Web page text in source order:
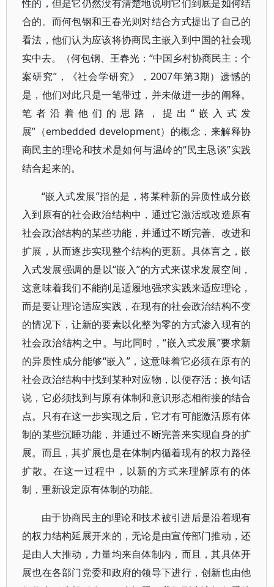
性的，但是它仍然没有清楚地说明它们到底是如何结
合的。而何包钢和王春光则对结合方式提出了自己的
看法，他们认为应该将协商民主嵌入到中国的社会现
实中去。（何包钢、王春光：“中国乡村协商民主：个
案研究”，《社会学研究》，2007年第3期）遗憾的
是，他们对此只是一笔带过，并未做进一步的阐释。
笔者沿着他们的思路，提出“嵌入式发
展”（embedded development）的概念，来解释协
商民主的理论和技术是如何与温岭的“民主恳谈”实践
结合起来的。
“嵌入式发展”指的是，将某种新的异质性成分嵌
入到原有的社会政治结构中，通过它激活或改造原有
社会政治结构的某些功能，并通过不断完善、改进和
扩展，从而逐步实现整个结构的更新。具体言之，嵌
入式发展强调的是以“嵌入”的方式来谋求发展空间，
这意味着我们不能削足适履地强求实践来适应理论，
而是要让理论适应实践，在现有的社会政治结构不变
的情况下，让新的要素以化整为零的方式渗入现有的
社会政治结构之中。与此同时，“嵌入式发展”要求新
的异质性成分能够“嵌入”，这意味着它必须在原有的
社会政治结构中找到某种对应物，以便存活；换句话
说，它必须找到与原有体制和意识形态相衔接的结合
点。只有在这一步实现之后，它才有可能激活原有体
制的某些沉睡功能，并通过不断完善来实现自身的扩
展。而且，其扩展也是在体制内循着现有的权力路径
扩散。在这一过程中，以新的方式来理解原有的体
制，重新设定原有体制的功能。
由于协商民主的理论和技术被引进后是沿着现有
的权力结构延展开来的，无论是由宣传部门推动，还
是由人大推动，力量均来自体制内，而且，其具体开
展也在各部门党委和政府的领导下进行，创新也由他